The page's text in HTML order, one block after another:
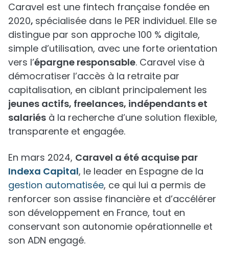
Caravel est une fintech française fondée en
2020, spécialisée dans le PER individuel. Elle se
distingue par son approche 100 % digitale,
simple d’utilisation, avec une forte orientation
vers l’épargne responsable. Caravel vise à
démocratiser l’accès à la retraite par
capitalisation, en ciblant principalement les
jeunes actifs, freelances, indépendants et
salariés à la recherche d’une solution flexible,
transparente et engagée.
En mars 2024, Caravel a été acquise par
Indexa Capital, le leader en Espagne de la
gestion automatisée, ce qui lui a permis de
renforcer son assise financière et d’accélérer
son développement en France, tout en
conservant son autonomie opérationnelle et
son ADN engagé.